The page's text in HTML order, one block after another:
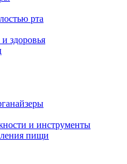
рта
здоровья
и инструменты
пищи